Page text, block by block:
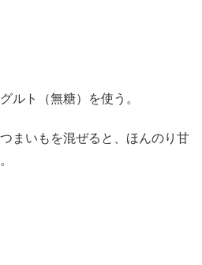
ルト（無糖）を使う。
まいもを混ぜると、ほんのり甘